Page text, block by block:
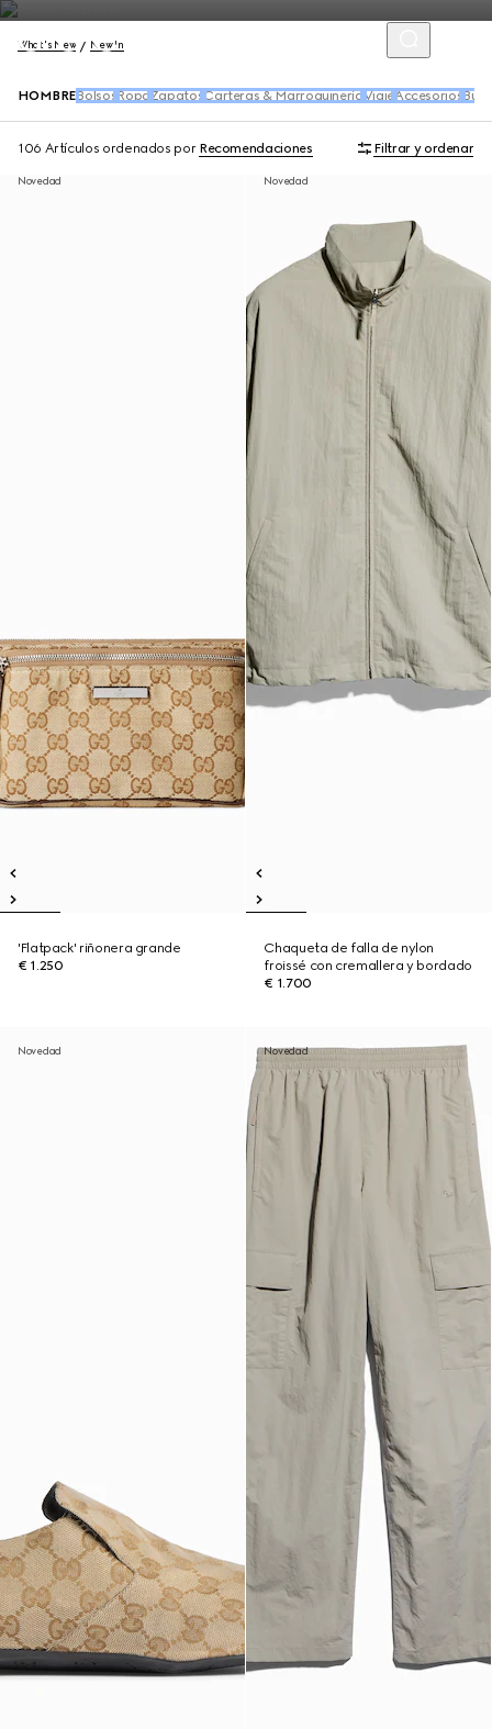
What's New New In
HOMBRE Bolsos Ropa Zapatos Carteras & Marroquinería Viaje Accesorios
106 Artículos ordenados por Recomendaciones Filtrar y ordenar
Novedad
'Flatpack' riñonera grande
€ 1.250
Novedad
Chaqueta de falla de nylon
froissé con cremallera y bordado
€ 1.700
Novedad Novedad